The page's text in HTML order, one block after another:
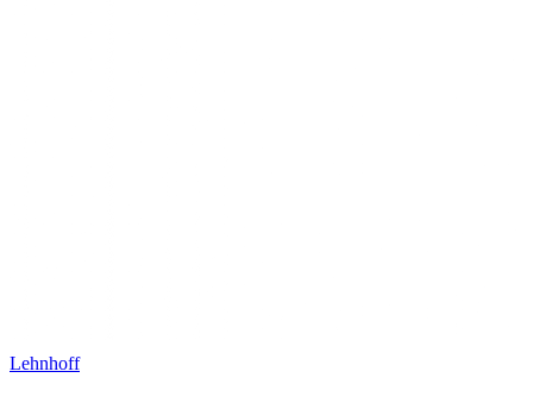
Lehnhoff